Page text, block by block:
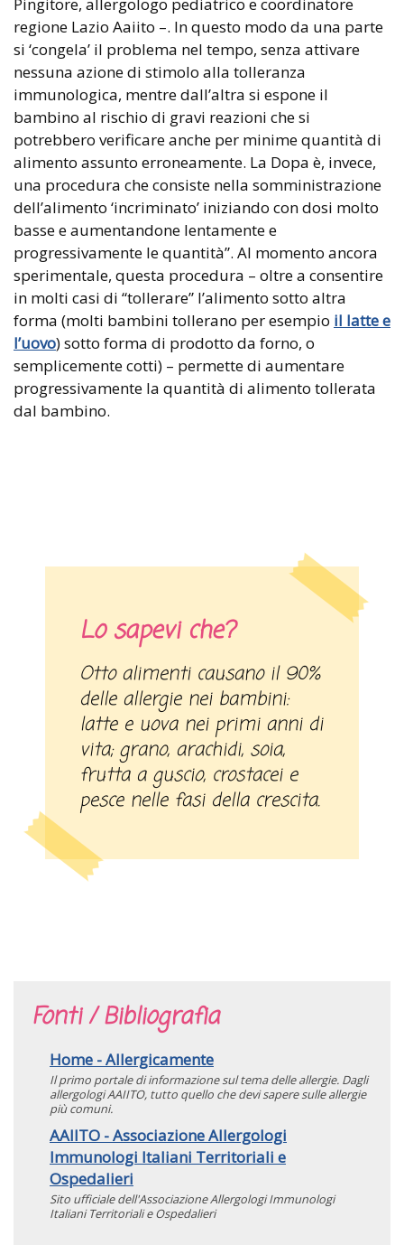
Pingitore, allergologo pediatrico e coordinatore
regione Lazio Aaiito –. In questo modo da una parte
si ‘congela’ il problema nel tempo, senza attivare
nessuna azione di stimolo alla tolleranza
immunologica, mentre dall’altra si espone il
bambino al rischio di gravi reazioni che si
potrebbero verificare anche per minime quantità di
alimento assunto erroneamente. La Dopa è, invece,
una procedura che consiste nella somministrazione
dell’alimento ‘incriminato’ iniziando con dosi molto
basse e aumentandone lentamente e
progressivamente le quantità”. Al momento ancora
sperimentale, questa procedura – oltre a consentire
in molti casi di “tollerare” l’alimento sotto altra
forma (molti bambini tollerano per esempio il latte e
l’uovo) sotto forma di prodotto da forno, o
semplicemente cotti) – permette di aumentare
progressivamente la quantità di alimento tollerata
dal bambino.
Lo sapevi che?
Otto alimenti causano il 90%
delle allergie nei bambini:
latte e uova nei primi anni di
vita; grano, arachidi, soia,
frutta a guscio, crostacei e
pesce nelle fasi della crescita.
Fonti / Bibliografia
Home - Allergicamente
Il primo portale di informazione sul tema delle allergie. Dagli
allergologi AAIITO, tutto quello che devi sapere sulle allergie
più comuni.
AAIITO - Associazione Allergologi
Immunologi Italiani Territoriali e
Ospedalieri
Sito ufficiale dell'Associazione Allergologi Immunologi
Italiani Territoriali e Ospedalieri